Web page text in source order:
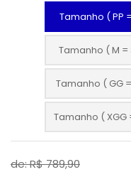
Tamanho ( PP
Tamanho ( M =
Tamanho ( GG
Tamanho ( XGG
de: R$789,90